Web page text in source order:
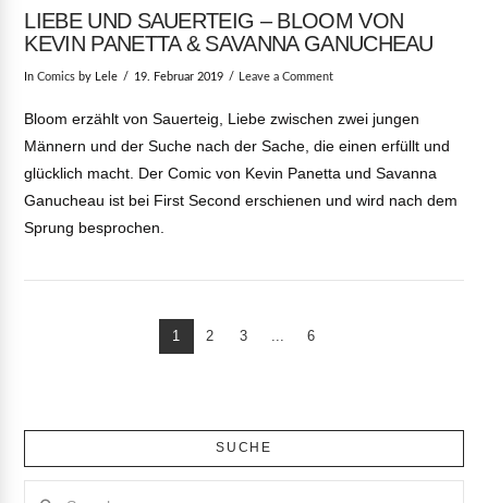
LIEBE UND SAUERTEIG – BLOOM VON
KEVIN PANETTA & SAVANNA GANUCHEAU
InComics by Lele 19. Februar 2019 Leave a Comment
Bloom erzählt von Sauerteig, Liebe zwischen zwei jungen
Männern und der Suche nach der Sache, die einen erfüllt und
glücklich macht. Der Comic von Kevin Panetta und Savanna
Ganucheau ist bei First Second erschienen und wird nach dem
Sprung besprochen.
1 2 3 ... 6
SUCHE